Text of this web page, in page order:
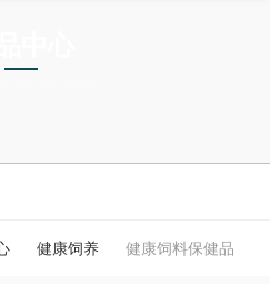
健康饲养 健康饲料保健品